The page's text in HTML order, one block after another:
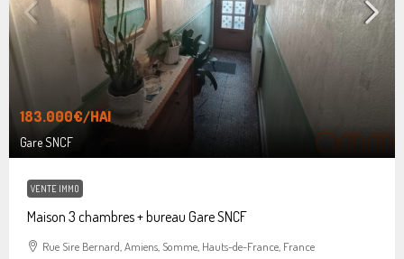
183.000€/HAI
Gare SNCF
VENTE IMMO
Maison 3 chambres + bureau Gare SNCF
Rue Sire Bernard, Amiens, Somme, Hauts-de-France, France